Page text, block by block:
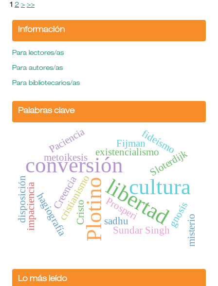
1 2 > >>
Información
Para lectores/as
Para autores/as
Para bibliotecarios/as
Palabras clave
libertad
conversión
Plotino cultura
existencialismo
Sundar Singh
Prosperi
cristianismo
hagiografía sadhu
metoikesis
Paciencia
impaciencia
Sloterdijk
Fijman
Cristo
fideísmo
disposición Creencia
gnosismisterio
Lo más leído